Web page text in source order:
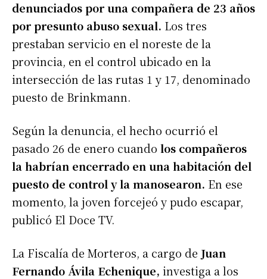
denunciados por una compañera de 23 años
por presunto abuso sexual. Los tres
prestaban servicio en el noreste de la
provincia, en el control ubicado en la
intersección de las rutas 1 y 17, denominado
puesto de Brinkmann.
Según la denuncia, el hecho ocurrió el
pasado 26 de enero cuando los compañeros
la habrían encerrado en una habitación del
puesto de control y la manosearon. En ese
momento, la joven forcejeó y pudo escapar,
publicó El Doce TV.
La Fiscalía de Morteros, a cargo de Juan
Fernando Ávila Echenique, investiga a los